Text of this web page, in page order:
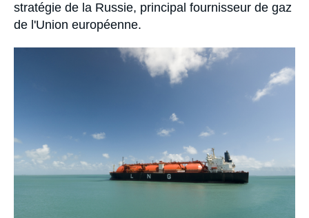
stratégie de la Russie, principal fournisseur de gaz
de l'Union européenne.